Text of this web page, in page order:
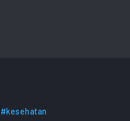
#kesehatan